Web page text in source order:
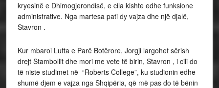
kryesinë e Dhimogjerondisë, e cila kishte edhe funksione
administrative. Nga martesa pati dy vajza dhe një djalë,
Stavron .
Kur mbaroi Lufta e Parë Botërore, Jorgji largohet sërish
drejt Stambollit dhe mori me vete të birin, Stavron , i cili do
të niste studimet në “Roberts College”, ku studionin edhe
shumë djem e vajza nga Shqipëria, që më pas do të bënin